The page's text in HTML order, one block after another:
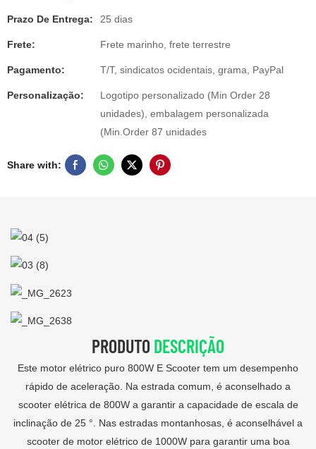
Prazo De Entrega: 25 dias
Frete: Frete marinho, frete terrestre
Pagamento: T/T, sindicatos ocidentais, grama, PayPal
Personalização:
Logotipo personalizado (Min Order 28
unidades), embalagem personalizada
(Min.Order 87 unidades
Share with:
PRODUTO DESCRIÇÃO
Este motor elétrico puro 800W E Scooter tem um desempenho
rápido de aceleração. Na estrada comum, é aconselhado a
scooter elétrica de 800W a garantir a capacidade de escala de
inclinação de 25 °. Nas estradas montanhosas, é aconselhável a
scooter de motor elétrico de 1000W para garantir uma boa